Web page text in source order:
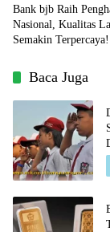
Bank bjb Raih
Nasional, Kualitas
Semakin Terpercaya!
Baca Juga